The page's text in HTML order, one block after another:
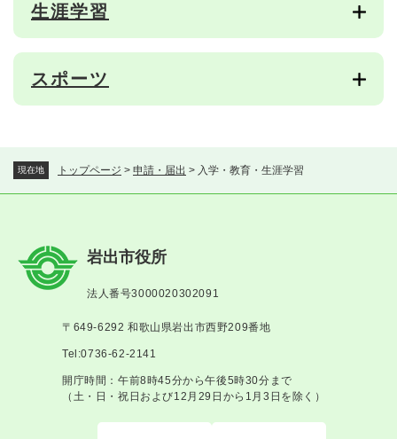
現在地 トップページ > 申請・届出 > 入学・教育・生涯学習
生涯学習
スポーツ
岩出市役所
法人番号3000020302091
〒649-6292 和歌山県岩出市西野209番地
Tel:0736-62-2141
開庁時間：午前8時45分から午後5時30分まで
（土・日・祝日および12月29日から1月3日を除く）